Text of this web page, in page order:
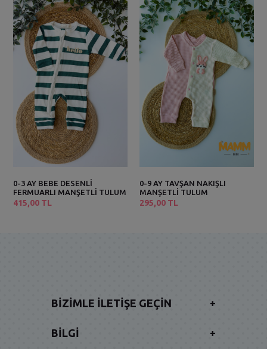
0-3 AY BEBE DESENLİ
FERMUARLI MANŞETLİ TULUM
415,00 TL
0-9 AY TAVŞAN NAKIŞLI
MANŞETLİ TULUM
295,00 TL
BIZIMLE İLETIŞE GEÇIN +
BILGI +